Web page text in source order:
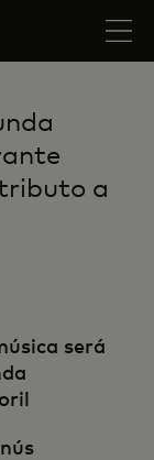
a
será